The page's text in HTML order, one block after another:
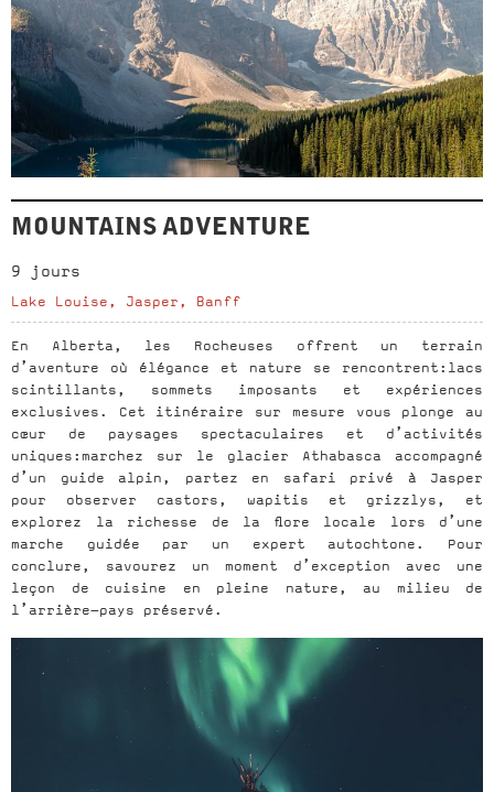
MOUNTAINS ADVENTURE
9 jours
Lake Louise, Jasper, Banff
En Alberta, les Rocheuses offrent un terrain
d’aventure où élégance et nature se rencontrent:lacs
scintillants, sommets imposants et expériences
exclusives. Cet itinéraire sur mesure vous plonge au
cœur de paysages spectaculaires et d’activités
uniques:marchez sur le glacier Athabasca accompagné
d’un guide alpin, partez en safari privé à Jasper
pour observer castors, wapitis et grizzlys, et
explorez la richesse de la flore locale lors d’une
marche guidée par un expert autochtone. Pour
conclure, savourez un moment d’exception avec une
leçon de cuisine en pleine nature, au milieu de
l’arrière-pays préservé.